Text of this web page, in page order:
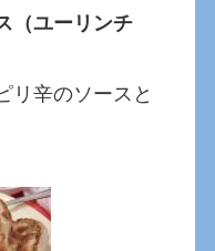
（ユーリンチ
リ辛のソースと